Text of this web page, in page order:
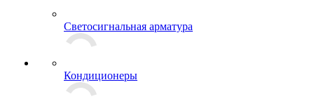
Светосигнальная арматура
Кондиционеры